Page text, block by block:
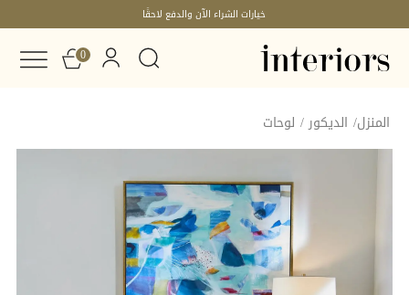
توصيل مجاني الى جميع أنحاء دولة الإمارات العربية المتحدة
0
المنزل/ الديكور/ لوحات